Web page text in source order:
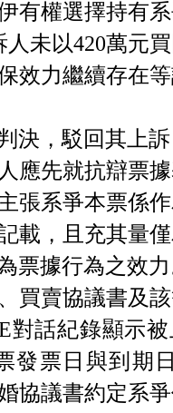
有權選擇持有
未以420萬元
效力繼續存在
，駁回其上訴
應先就抗辯票
張系爭本票係
載，且充其量
票據行為之效力
買賣協議書及
對話紀錄顯示
發票日與到期
協議書約定系